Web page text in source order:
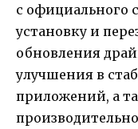
с официального
установку и
обновления
улучшения в
приложений, а